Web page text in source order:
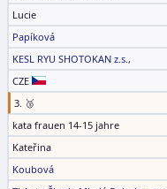
Lucie
Papíková
KESL RYU SHOTOKAN z.s.,
CZE
3. 🥉
kata frauen 14-15 jahre
Kateřina
Koubová